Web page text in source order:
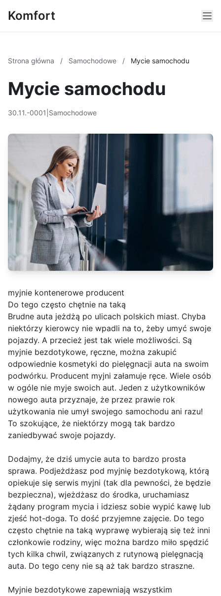
Komfort
Strona główna / Samochodowe / Mycie samochodu
Mycie samochodu
30.11.-0001 Samochodowe
myjnie kontenerowe producent
Do tego często chętnie na taką
Brudne auta jeżdżą po ulicach polskich miast. Chyba
niektórzy kierowcy nie wpadli na to, żeby umyć swoje
pojazdy. A przecież jest tak wiele możliwości. Są
myjnie bezdotykowe, ręczne, można zakupić
odpowiednie kosmetyki do pielęgnacji auta na swoim
podwórku. Producent myjni załamuje ręce. Wiele osób
w ogóle nie myje swoich aut. Jeden z użytkowników
nowego auta przyznaje, że przez prawie rok
użytkowania nie umył swojego samochodu ani razu!
To szokujące, że niektórzy mogą tak bardzo
zaniedbywać swoje pojazdy.
Dodajmy, że dziś umycie auta to bardzo prosta
sprawa. Podjeżdżasz pod myjnię bezdotykową, którą
opiekuje się serwis myjni (tak dla pewności, że będzie
bezpieczna), wjeżdżasz do środka, uruchamiasz
żądany program mycia i idziesz sobie wypić kawę lub
zjeść hot-doga. To dość przyjemne zajęcie. Do tego
często chętnie na taką wyprawę wybierają się też inni
członkowie rodziny, więc można bardzo miło spędzić
tych kilka chwil, związanych z rutynową pielęgnacją
auta. Do tego ceny nie są aż tak bardzo straszne.
Myjnie bezdotykowe zapewniają wszystkim